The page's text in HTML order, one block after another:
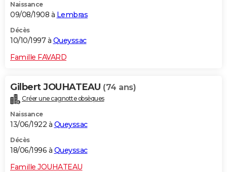
Naissance
09/08/1908 à Lembras
Décès
10/10/1997 à Queyssac
Famille FAVARD
Gilbert JOUHATEAU (74 ans)
Créer une cagnotte obsèques
Naissance
13/06/1922 à Queyssac
Décès
18/06/1996 à Queyssac
Famille JOUHATEAU